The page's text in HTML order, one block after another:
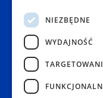
Aleje Jerozolimskie
02-001 Warszawa
Czynne:
Pon. - Sob.: 08:00 -
Niedz.: nieczynne
Popularne
NIEZBĘDNE
WYDAJNOŚĆ